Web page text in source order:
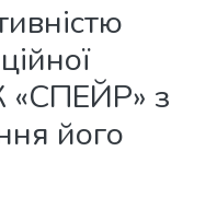
«СПЕЙР» з
його